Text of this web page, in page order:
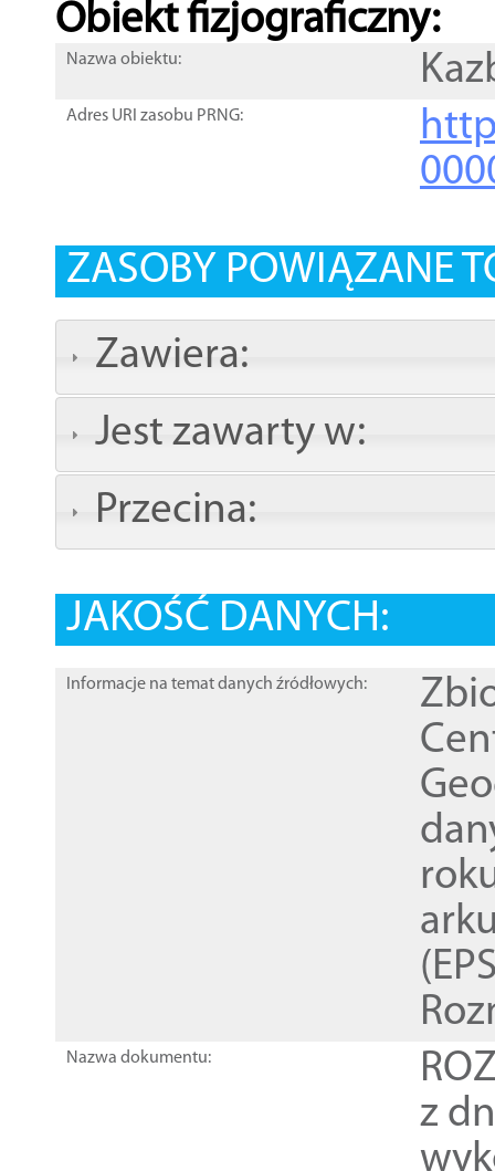
Obiekt fizjograficzny:
Nazwa obiektu:
Adres URI zasobu PRNG:
ZASOBY POWIĄZANE
Zawiera:
Jest zawarty w:
Przecina:
JAKOŚĆ DANYCH:
Informacje na temat danych źródłowych:
Nazwa dokumentu:
z